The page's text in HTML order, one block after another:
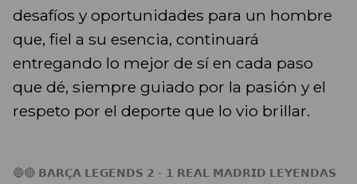
desafíos y oportunidades para un hombre
que, fiel a su esencia, continuará
entregando lo mejor de sí en cada paso
que dé, siempre guiado por la pasión y el
respeto por el deporte que lo vio brillar.
🔵🔴 𝗕𝗔𝗥𝗖̧𝗔 𝗟𝗘𝗚𝗘𝗡𝗗𝗦 𝟮 - 𝟭 𝗥𝗘𝗔𝗟 𝗠𝗔𝗗𝗥𝗜𝗗 𝗟𝗘𝗬𝗘𝗡𝗗𝗔𝗦